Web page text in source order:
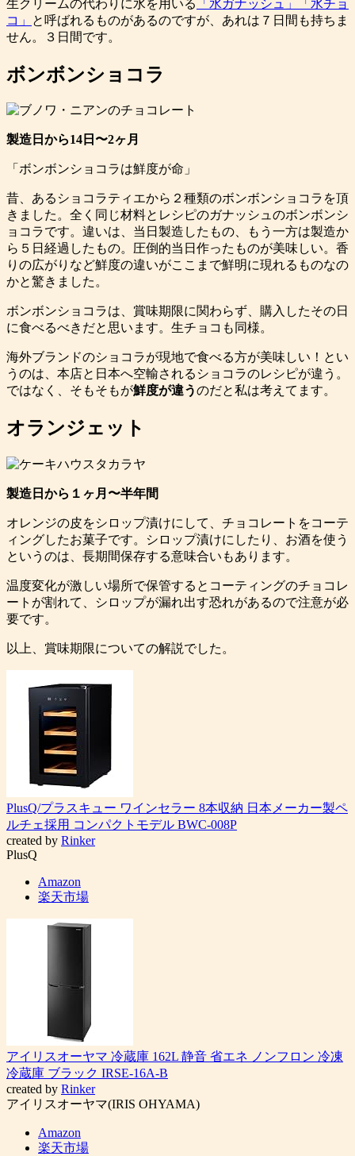
生クリームの代わりに水を用いる
「水ガナッシュ」「水チョ
コ」
と呼ばれるものがあるのですが、あれは７日間も持ちま
せん。３日間です。
ボンボンショコラ
製造日から14日〜2ヶ月
「ボンボンショコラは鮮度が命」
昔、あるショコラティエから２種類のボンボンショコラを頂
きました。全く同じ材料とレシピのガナッシュのボンボンシ
ョコラです。違いは、当日製造したもの、もう一方は製造か
ら５日経過したもの。圧倒的当日作ったものが美味しい。香
りの広がりなど鮮度の違いがここまで鮮明に現れるものなの
かと驚きました。
ボンボンショコラは、賞味期限に関わらず、購入したその日
に食べるべきだと思います。生チョコも同様。
海外ブランドのショコラが現地で食べる方が美味しい！とい
うのは、本店と日本へ空輸されるショコラのレシピが違う。
ではなく、そもそもが鮮度が違うのだと私は考えてます。
オランジェット
製造日から１ヶ月〜半年間
オレンジの皮をシロップ漬けにして、チョコレートをコーテ
ィングしたお菓子です。シロップ漬けにしたり、お酒を使う
というのは、長期間保存する意味合いもあります。
温度変化が激しい場所で保管するとコーティングのチョコレ
ートが割れて、シロップが漏れ出す恐れがあるので注意が必
要です。
以上、賞味期限についての解説でした。
PlusQ/プラスキュー ワインセラー 8本収納 日本メーカー製ペ
ルチェ採用 コンパクトモデル BWC-008P
created by Rinker
PlusQ
Amazon
楽天市場
アイリスオーヤマ 冷蔵庫 162L 静音 省エネ ノンフロン 冷凍
冷蔵庫 ブラック IRSE-16A-B
created by Rinker
アイリスオーヤマ(IRIS OHYAMA)
Amazon
楽天市場